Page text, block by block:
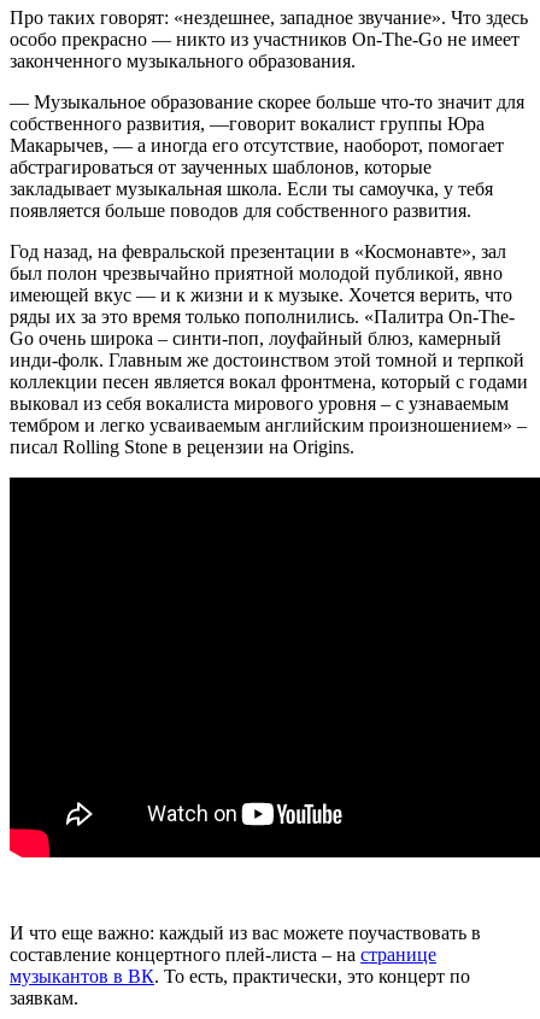
Про таких говорят: «нездешнее, западное звучание». Что здесь
особо прекрасно — никто из участников On-The-Go не имеет
законченного музыкального образования.
— Музыкальное образование скорее больше что-то значит для
собственного развития, —говорит вокалист группы Юра
Макарычев, — а иногда его отсутствие, наоборот, помогает
абстрагироваться от заученных шаблонов, которые
закладывает музыкальная школа. Если ты самоучка, у тебя
появляется больше поводов для собственного развития.
Год назад, на февральской презентации в «Космонавте», зал
был полон чрезвычайно приятной молодой публикой, явно
имеющей вкус — и к жизни и к музыке. Хочется верить, что
ряды их за это время только пополнились. «Палитра On-The-
Go очень широка – синти-поп, лоуфайный блюз, камерный
инди-фолк. Главным же достоинством этой томной и терпкой
коллекции песен является вокал фронтмена, который с годами
выковал из себя вокалиста мирового уровня – с узнаваемым
тембром и легко усваиваемым английским произношением» –
писал Rolling Stone в рецензии на Origins.
И что еще важно: каждый из вас можете поучаствовать в
составление концертного плей-листа – на странице
музыкантов в ВК. То есть, практически, это концерт по
заявкам.